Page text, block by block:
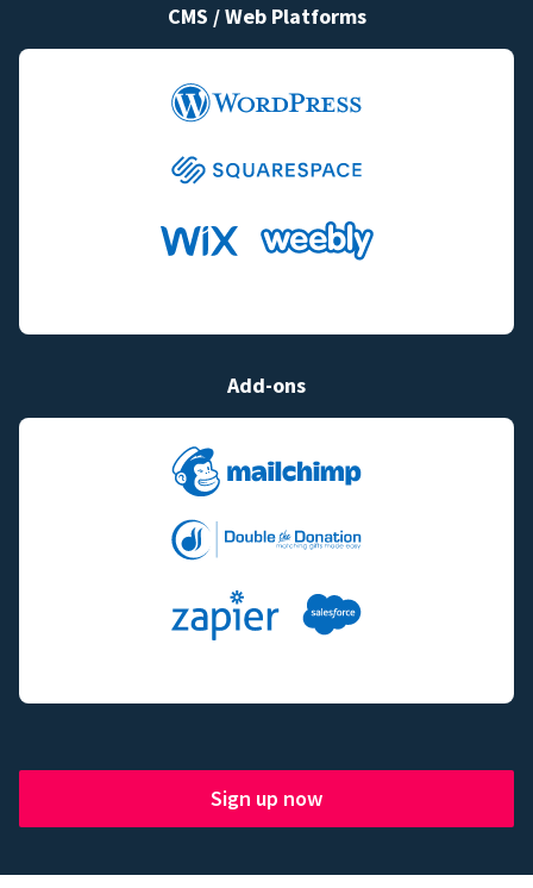
CMS / Web Platforms
Add-ons
Sign up now